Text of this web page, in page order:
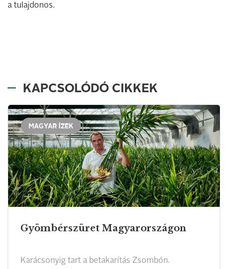
a tulajdonos.
KAPCSOLÓDÓ CIKKEK
MAGYAR ÍZEK
Gyömbérszüret Magyarországon
Karácsonyig tart a betakarítás Zsombón.